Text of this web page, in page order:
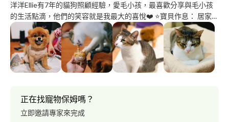
洋洋Ellie有7年的貓狗照顧經驗，愛毛小孩，最喜歡分享與毛小孩
的生活點滴，他們的笑容就是我最大的喜悅❤️ ⭐️寶貝作息： 居家附
近是風景優美的士林官邸，可去戶外散步運動！ ?寶貝睡哪兒： 你
的寶貝可以睡在任何地方，沙發、客廳、客房，任何他們喜歡的地
方都可以喔! ?吃什麼： 請自備寶貝的食物（飼料、罐頭、點心以
及碗），基於安全考量，會在個別獨立空間吃飯。 ❤️和寶貝們相
處的時間： 我愛毛小孩們，會盡可能陪伴他們，和他們玩耍。 ?注
砂及貓砂盆、玩具、照顧注意事項（含緊急連絡人資訊）、醫療紀
錄 2.請事先告知寶貝的特殊狀況和習慣，例如：隨地大小便、吠
叫、有攻擊行為、遇到人（狗、貓）會緊張等，好讓我盡到最好的
正在找寵物保姆嗎？
立即邀請專家來完成